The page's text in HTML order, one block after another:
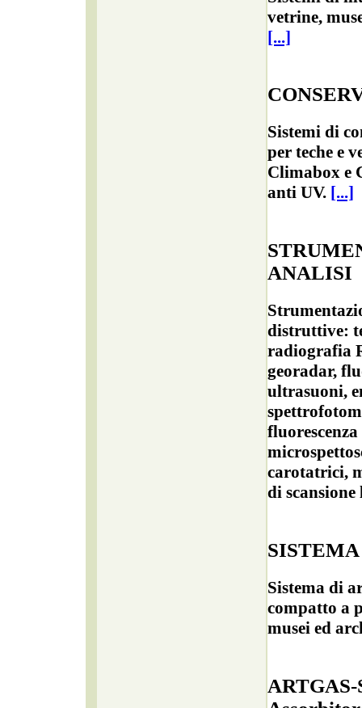
vetrine,
[...]
Sistemi di
per teche e
Climabox e
anti UV. [...]
ANALISI
distruttive:
radiografia
georadar,
ultrasuoni,
carotatrici,
di scansione
Sistema di
compatto a
musei ed